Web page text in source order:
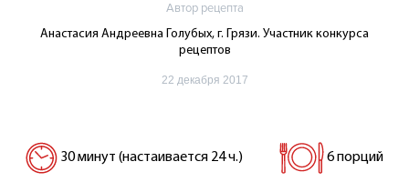
Автор рецепта
Анастасия Андреевна Голубых, г. Грязи. Участник конкурса
рецептов
22 декабря 2017
30 минут (настаивается 24 ч.) 6 порций